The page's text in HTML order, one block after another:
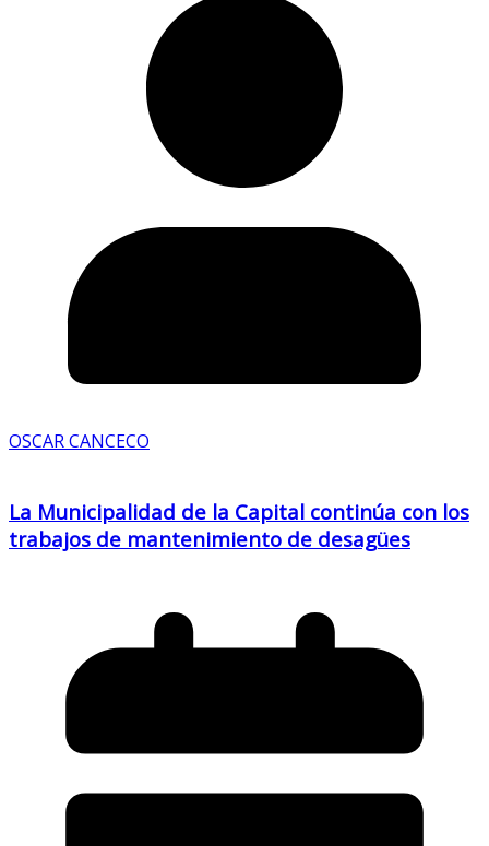
OSCAR CANCECO
La Municipalidad de la Capital continúa con los
trabajos de mantenimiento de desagües